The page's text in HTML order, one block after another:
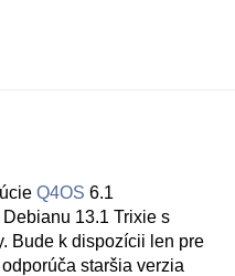
Q4OS 6.1
13.1 Trixie s
Bude k dispozícii len pre
staršia verzia